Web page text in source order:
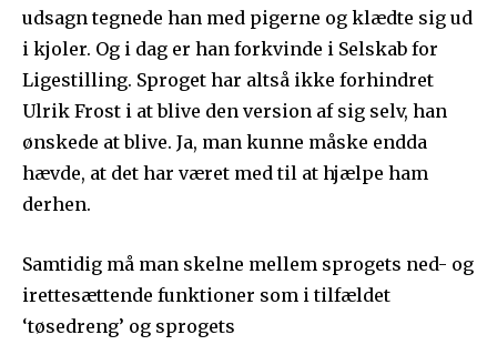
udsagn tegnede han med pigerne og klædte sig ud
i kjoler. Og i dag er han forkvinde i Selskab for
Ligestilling. Sproget har altså ikke forhindret
Ulrik Frost i at blive den version af sig selv, han
ønskede at blive. Ja, man kunne måske endda
hævde, at det har været med til at hjælpe ham
derhen.
Samtidig må man skelne mellem sprogets ned- og
irettesættende funktioner som i tilfældet
‘tøsedreng’ og sprogets